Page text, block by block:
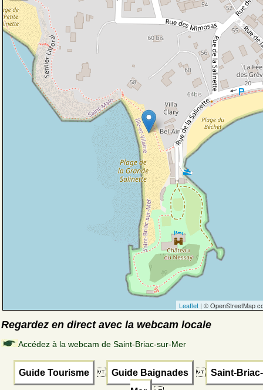
Leaflet | © OpenStreetMap
Regardez en direct avec la webcam locale
Accédez à la webcam de Saint-Briac-sur-Mer
Guide Tourisme Guide Baignades
Saint-